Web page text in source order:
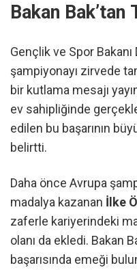
Bakan Bak’tan
Gençlik ve Spor Bakanı
şampiyonayı zirvede
bir kutlama mesajı
ev sahipliğinde
edilen bu başarının
belirtti.
Daha önce Avrupa
madalya kazanan İlke
zaferle kariyerindeki
olanı da ekledi. Bakan
başarısında emeği